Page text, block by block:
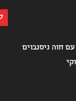
חוה ניסנבוים